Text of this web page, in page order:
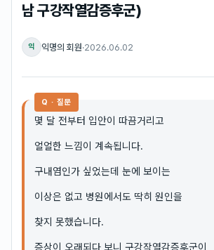
남 구강작열감증후군)
익 익명의 회원·2026.06.02
Q · 질문
몇 달 전부터 입안이 따끔거리고
얼얼한 느낌이 계속됩니다.
구내염인가 싶었는데 눈에 보이는
이상은 없고 병원에서도 딱히 원인을
찾지 못했습니다.
증상이 오래되다 보니 구강작열감증후군이